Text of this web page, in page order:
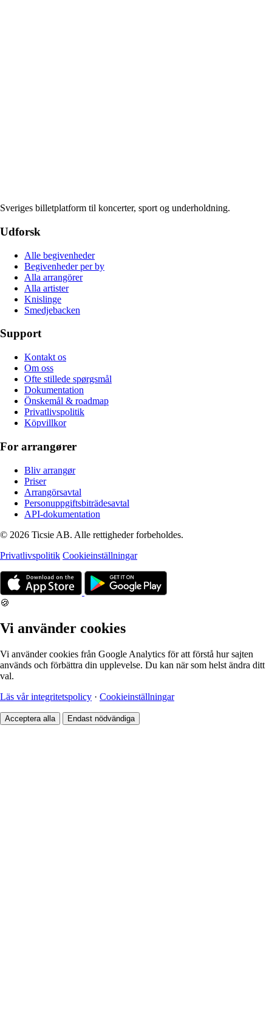
Sveriges billetplatform til koncerter, sport og underholdning.
Udforsk
Alle begivenheder
Begivenheder per by
Alla arrangörer
Alla artister
Knislinge
Smedjebacken
Support
Kontakt os
Om oss
Ofte stillede spørgsmål
Dokumentation
Önskemål & roadmap
Privatlivspolitik
Köpvillkor
For arrangører
Bliv arrangør
Priser
Arrangörsavtal
Personuppgiftsbiträdesavtal
API-dokumentation
© 2026 Ticsie AB. Alle rettigheder forbeholdes.
Privatlivspolitik Cookieinställningar
🍪
Vi använder cookies
Vi använder cookies från Google Analytics för att förstå hur sajten
används och förbättra din upplevelse. Du kan när som helst ändra ditt
val.
Läs vår integritetspolicy · Cookieinställningar
Acceptera alla Endast nödvändiga